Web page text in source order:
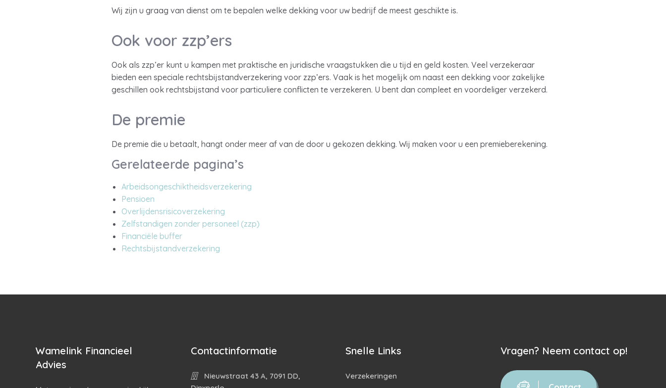
Wij zijn u graag van dienst om te bepalen welke dekking voor uw bedrijf de meest geschikte is.
Ook voor zzp’ers
Ook als zzp’er kunt u kampen met praktische en juridische vraagstukken die u tijd en geld kosten. Veel verzekeraar
bieden een speciale rechtsbijstandverzekering voor zzp’ers. Vaak is het mogelijk om naast een dekking voor zakelijke
geschillen ook rechtsbijstand voor particuliere conflicten te verzekeren. U bent dan compleet en voordeliger verzekerd.
De premie
De premie die u betaalt, hangt onder meer af van de door u gekozen dekking. Wij maken voor u een premieberekening.
Gerelateerde pagina’s
Arbeidsongeschiktheidsverzekering
Pensioen
Overlijdensrisicoverzekering
Zelfstandigen zonder personeel (zzp)
Financiële buffer
Rechtsbijstandverzekering
Wamelink Financieel
Advies
Contactinformatie
Nieuwstraat 43 A, 7091 DD,
Snelle Links
Verzekeringen
Vragen? Neem contact op!